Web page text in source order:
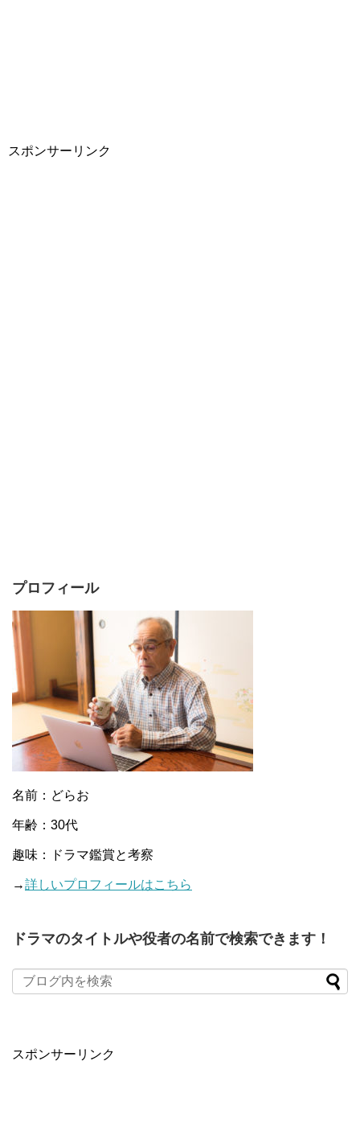
スポンサーリンク
プロフィール
名前：どらお
年齢：30代
趣味：ドラマ鑑賞と考察
→詳しいプロフィールはこちら
ドラマのタイトルや役者の名前で検索できます！
スポンサーリンク